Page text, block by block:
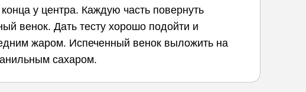
у центра. Каждую часть повернуть
венок. Дать тесту хорошо подойти и
жаром. Испеченный венок выложить на
сахаром.